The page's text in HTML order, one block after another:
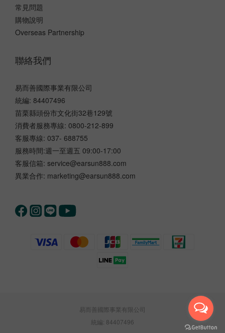
常見問題
購物說明
Overseas Partnership
聯絡我們
易而善國際事業有限公司
統編: 84407496
苗栗縣頭份市文化街32巷129號
消費者服務專線: 0800-212-899
客服專線: 037- 688755
服務時間:週一至週五 09:00-17:00
客服信箱: service@earsun888.com
異業合作: marketing@earsun888.com
易而善國際事業有限公司
統編: 84407496